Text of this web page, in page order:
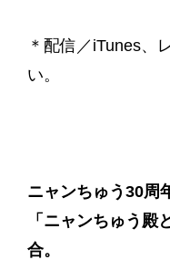
＊配信／iTunes、
い。
ニャンちゅう30周
「ニャンちゅう殿
合。